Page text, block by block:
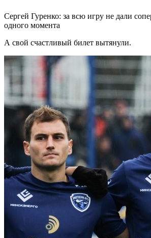
Сергей Гуренко: за всю игру не дали
одного момента
А свой счастливый билет вытянули.